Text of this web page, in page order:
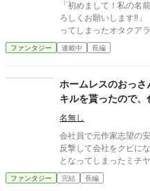
「初めまして！私の名
ろしくお願いします‼︎」 突然 神様の手違いにより死亡扱いにな
ってしまったオタクア
護とチートスキルを貰
た先でまたもや神様の手違いが‼︎ 神々から貰っ
も性格は・・・ 転生したオタクアラサー女子は意外と物知りで
有能？ だが、死亡する原因には不可解な点が… 数々の事件が
巻き起こる中、神様に
神々と家族からの溺愛
ルなストーリー？ 様々な思惑と神様達のやらかしで異世界ライ
フを楽しく過ごす主人
フ‼︎“ そんな主人公は無自覚に色々やらかすお茶目さん♪ ＊神様
達は間違いをちょいち
るのか？のんびりできると
ファンタジー 連載中 長編
ホームレスのおっさ
キルを貰ったので
人生を歩もうと思い
名無し
会社員で元作家志望の
反撃して会社をクビに
となってしまったミチ
異世界へと転移し、改
を書き替えられる能力
ファンタジー 完結 長編